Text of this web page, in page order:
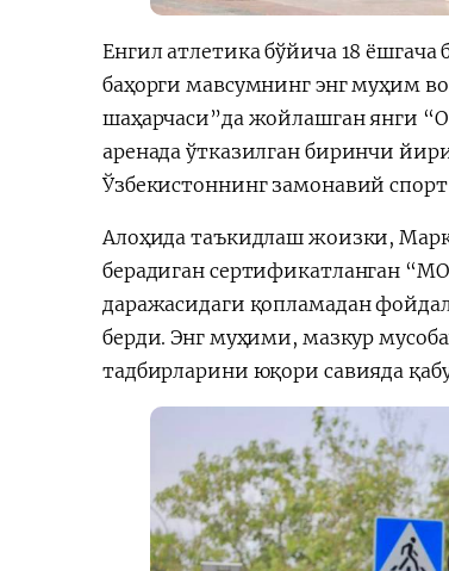
Енгил атлетика бўйича 18
баҳорги мавсумнинг энг муҳим
шаҳарчаси”да жойлашган янги
аренада ўтказилган биринчи
Ўзбекистоннинг замонавий
Алоҳида таъкидлаш жоизки,
берадиган сертификатланган
даражасидаги қопламадан
берди. Энг муҳими, мазкур
тадбирларини юқори савияда